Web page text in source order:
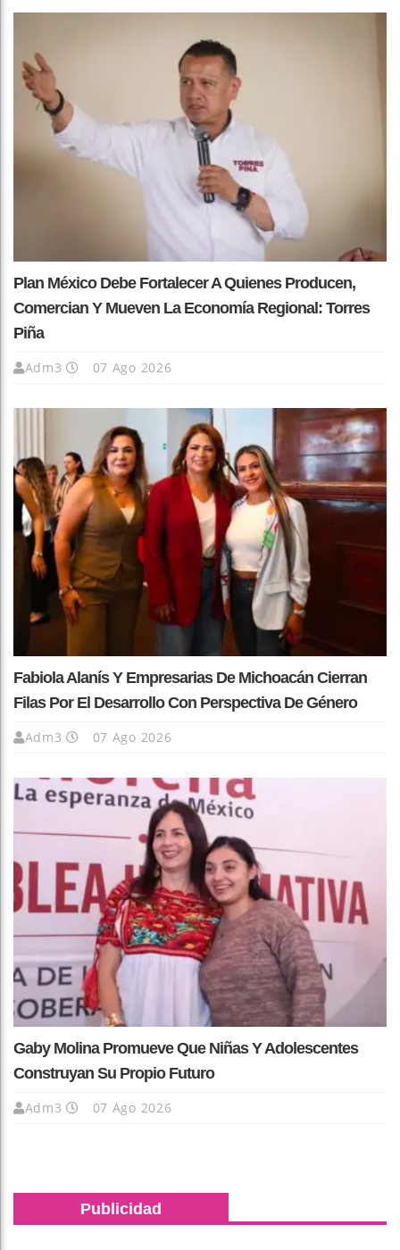
Plan México Debe Fortalecer A Quienes Producen,
Comercian Y Mueven La Economía Regional: Torres
Piña
Adm3 07 Ago 2026
Fabiola Alanís Y Empresarias De Michoacán Cierran
Filas Por El Desarrollo Con Perspectiva De Género
Adm3 07 Ago 2026
Gaby Molina Promueve Que Niñas Y Adolescentes
Construyan Su Propio Futuro
Adm3 07 Ago 2026
Publicidad